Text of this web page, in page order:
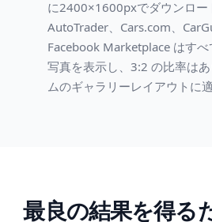
に2400×1600pxでダウンロー
AutoTrader、Cars.com、
Facebook Marketplace はす
写真を表示し、3:2 の比率は
ムのギャラリーレイアウトに適
最良の結果を得る